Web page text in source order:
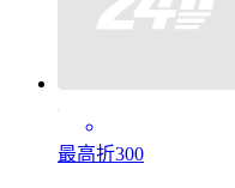
最高折300